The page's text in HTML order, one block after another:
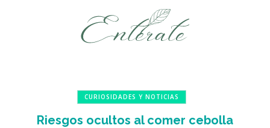
CURIOSIDADES Y NOTICIAS
Riesgos ocultos al comer cebolla